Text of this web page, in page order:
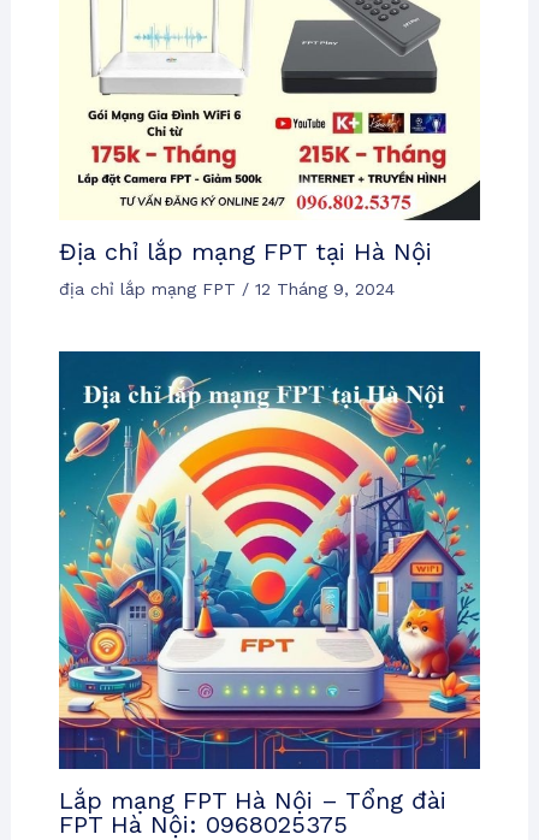
Địa chỉ lắp mạng FPT tại Hà Nội
địa chỉ lắp mạng FPT / 12 Tháng 9, 2024
Lắp mạng FPT Hà Nội – Tổng đài
FPT Hà Nội: 0968025375